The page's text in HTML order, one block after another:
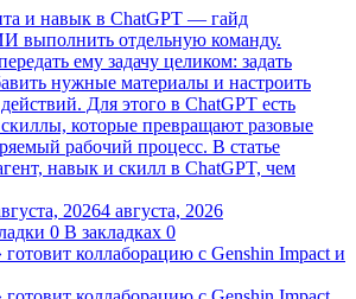
и навык в ChatGPT — гайд
выполнить отдельную команду.
ему задачу целиком: задать
нужные материалы и настроить
Для этого в ChatGPT есть
которые превращают разовые
рабочий процесс. В статье
навык и скилл в ChatGPT, чем
20264 августа, 2026
0 В закладках 0
коллаборацию с Genshin Impact и